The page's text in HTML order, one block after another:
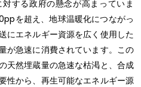
する政府の懸念が高まっていま
を超え、地球温暖化につながっ
にエネルギー資源を広く使用した
が急速に消費されています。この
天然埋蔵量の急速な枯渇と、合成
性から、再生可能なエネルギー源